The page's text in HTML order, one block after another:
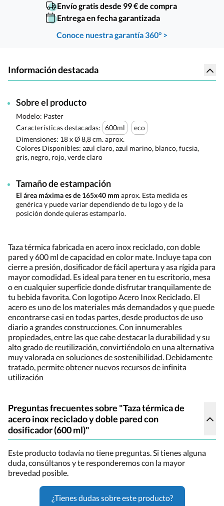
Envío gratis desde 99 € de compra
Entrega en fecha garantizada
Conoce nuestra garantía 360° >
Información destacada
Sobre el producto
Modelo: Paster
Características destacadas: 600ml
eco
Dimensiones: 18 x Ø 8,8 cm. aprox.
Colores Disponibles: azul claro, azul marino, blanco, fucsia,
gris, negro, rojo, verde claro
Tamaño de estampación
El área máxima es de 165x40 mm aprox. Esta medida es
genérica y puede variar dependiendo de tu logo y de la
posición donde quieras estamparlo.
Taza térmica fabricada en acero inox reciclado, con doble
pared y 600 ml de capacidad en color mate. Incluye tapa con
cierre a presión, dosificador de fácil apertura y asa rígida para
mayor comodidad. Es ideal para tener en tu escritorio, mesa
o en cualquier superficie donde disfrutar tranquilamente de
tu bebida favorita. Con logotipo Acero Inox Reciclado. El
acero es uno de los materiales más demandados y que puede
encontrarse casi en todas partes, desde productos de uso
diario a grandes construcciones. Con innumerables
propiedades, entre las que cabe destacar la durabilidad y su
alto grado de reutilización, convirtiéndolo en una alternativa
muy valorada en soluciones de sostenibilidad. Debidamente
tratado, permite obtener nuevos recursos de infinita
utilización
Preguntas frecuentes sobre "Taza térmica de
acero inox reciclado y doble pared con
dosificador (600 ml)"
Este producto todavía no tiene preguntas. Si tienes alguna
duda, consúltanos y te responderemos con la mayor
brevedad posible.
¿Tienes dudas sobre este producto?